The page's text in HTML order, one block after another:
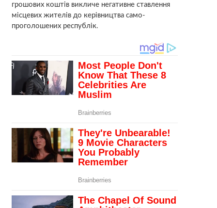
грошових коштів викличе негативне ставлення
місцевих жителів до керівництва само-
проголошених республік.